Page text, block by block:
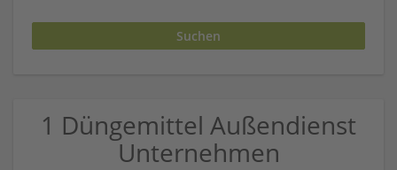
1 Düngemittel Außendienst
Unternehmen